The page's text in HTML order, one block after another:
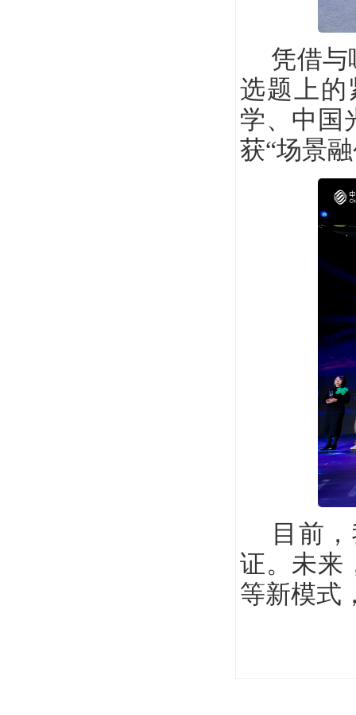
凭借与
选题上的
学、中国
获“场景
目前
证。未来
等新模式